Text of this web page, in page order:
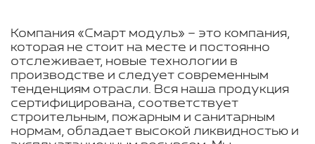
Компания «Смарт модуль» – это компания,
которая не стоит на месте и постоянно
отслеживает, новые технологии в
производстве и следует современным
тенденциям отрасли. Вся наша продукция
сертифицирована, соответствует
строительным, пожарным и санитарным
нормам, обладает высокой ликвидностью и